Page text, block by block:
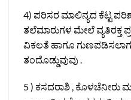
4) ಪರಿಸರ ಮಾಲಿನ್ಯದ ಕೆಟ್ಟ
ತಲೆಮಾರುಗಳ ಮೇಲೆ ವ್ಯತಿರಕ್ತ
ವಿಕಲತೆ ಹಾಗೂ
ತಂದೊಡ್ಡುವುವು .
5 ) ಕಸದರಾಶಿ , ಕೊಳಚೆನೀರು